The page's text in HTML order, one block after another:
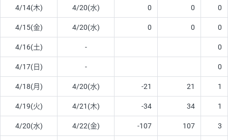
4/14(木) 4/20(水) 0 0 0
4/15(金) 4/20(水) 0 0 0
4/16(土) - 0
4/17(日) - 0
4/18(月) 4/20(水) -21 21 1
4/19(火) 4/21(木) -34 34 1
4/20(水) 4/22(金) -107 107 3